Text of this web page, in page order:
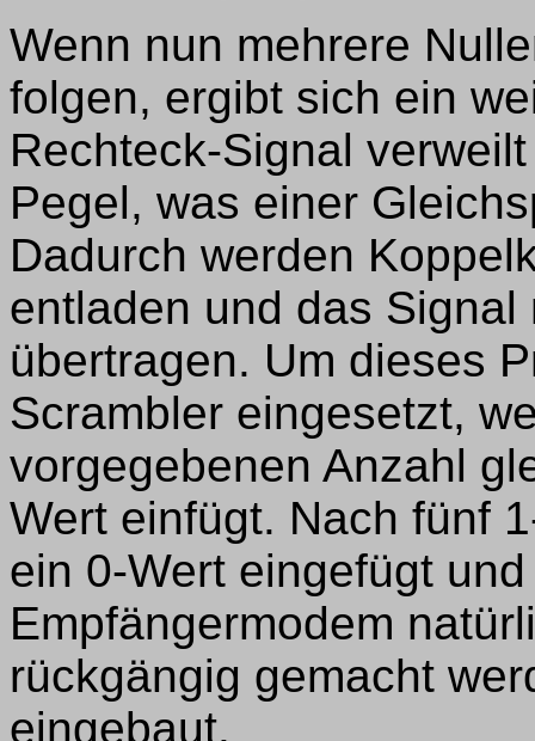
Wenn nun mehrere
folgen, ergibt sich ein
Rechteck-Signal
Pegel, was einer
Dadurch werden
entladen und das
übertragen. Um dieses
Scrambler eingesetzt,
vorgegebenen Anzahl
Wert einfügt. Nach fünf
ein 0-Wert eingefügt
Empfängermodem
rückgängig gemacht
eingebaut.